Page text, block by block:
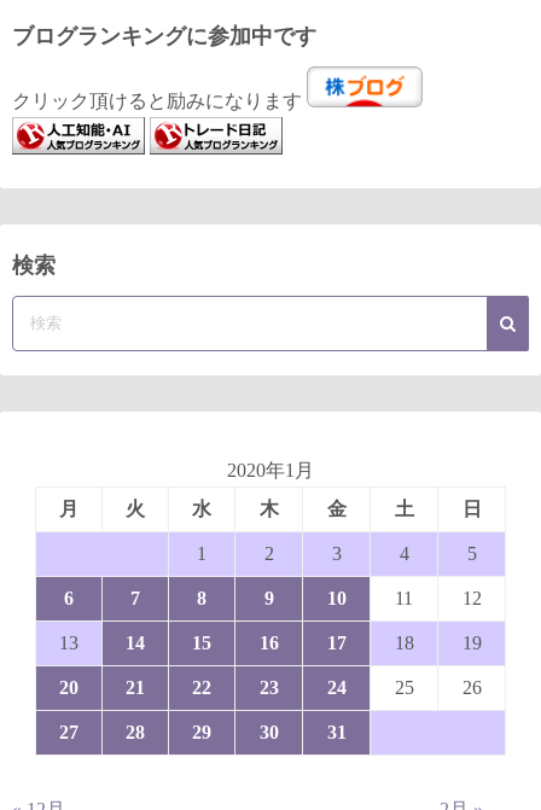
ブログランキングに参加中です
クリック頂けると励みになります
検索
2020年1月
月
火 水 木 金 土 日
1 2 3 4 5
6 7 8 9 10 11 12
13 14 15 16 17 18 19
20 21 22 23 24 25 26
27 28 29 30 31